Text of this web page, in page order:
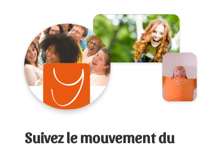
Suivez le mouvement du